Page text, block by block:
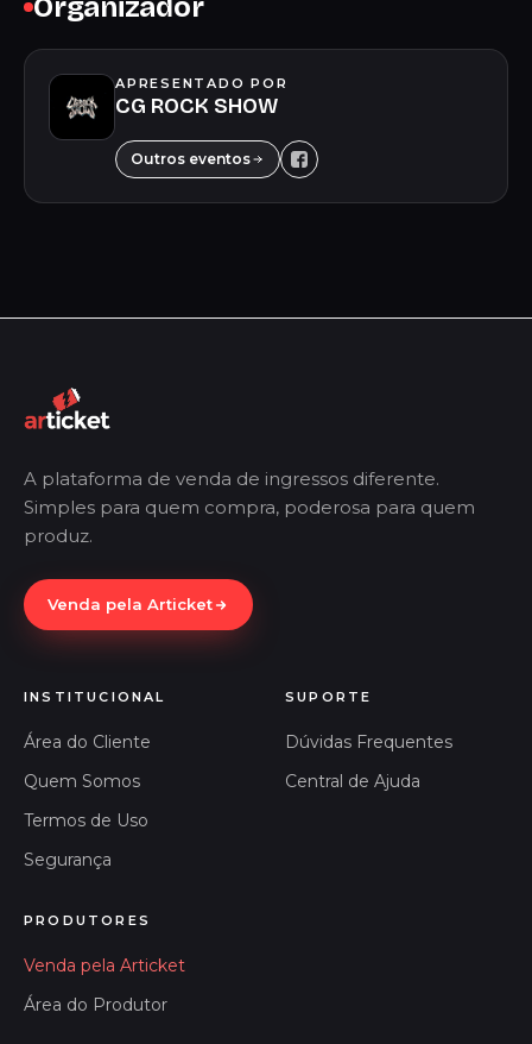
Organizador
APRESENTADO POR
CG ROCK SHOW
Outros eventos
A plataforma de venda de ingressos diferente.
Simples para quem compra, poderosa para quem
produz.
Venda pela Articket
INSTITUCIONAL
Área do Cliente
Quem Somos
Termos de Uso
Segurança
SUPORTE
Dúvidas Frequentes
Central de Ajuda
PRODUTORES
Venda pela Articket
Área do Produtor